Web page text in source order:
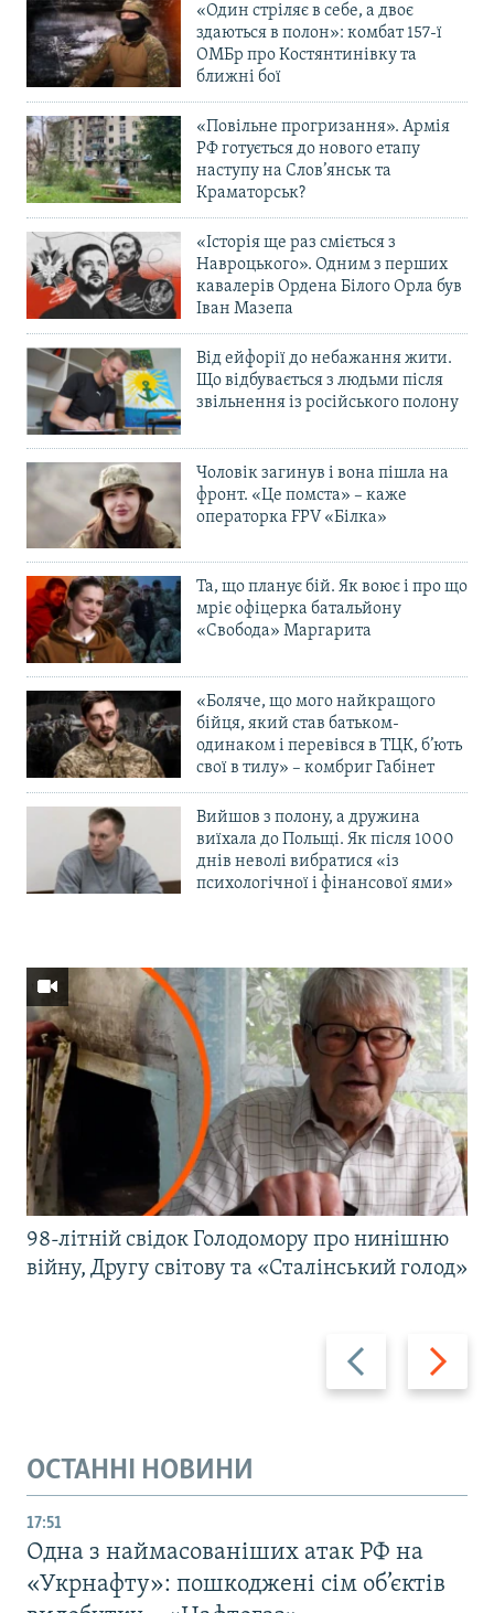
«Один стріляє в себе, а двоє
здаються в полон»: комбат 157-ї
ОМБр про Костянтинівку та
ближні бої
«Повільне прогризання». Армія
РФ готується до нового етапу
наступу на Слов’янськ та
Краматорськ?
«Історія ще раз сміється з
Навроцького». Одним з перших
кавалерів Ордена Білого Орла був
Іван Мазепа
Від ейфорії до небажання жити.
Що відбувається з людьми після
звільнення із російського полону
Чоловік загинув і вона пішла на
фронт. «Це помста» – каже
операторка FPV «Білка»
Та, що планує бій. Як воює і про що
мріє офіцерка батальйону
«Свобода» Маргарита
«Боляче, що мого найкращого
бійця, який став батьком-
одинаком і перевівся в ТЦК, б’ють
свої в тилу» – комбриг Габінет
Вийшов з полону, а дружина
виїхала до Польщі. Як після 1000
днів неволі вибратися «із
психологічної і фінансової ями»
Назад Вперед
98-літній свідок Голодомору про нинішню
війну, Другу світову та «Сталінський голод»
ОСТАННІ НОВИНИ
17:51
Одна з наймасованіших атак РФ на
«Укрнафту»: пошкоджені сім об’єктів